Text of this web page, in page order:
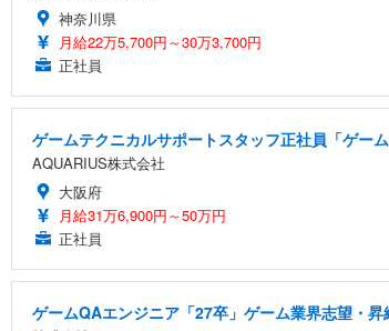
神奈川県
月給22万5,700円～30万3,700円
正社員
ゲームテクニカルサポートスタッフ正社員「ゲー
AQUARIUS株式会社
大阪府
月給31万6,900円～50万円
正社員
ゲームQAエンジニア「27卒」ゲーム業界志望・